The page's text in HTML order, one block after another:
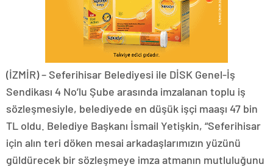
(İZMİR) – Seferihisar Belediyesi ile DİSK Genel-İş
Sendikası 4 No’lu Şube arasında imzalanan toplu iş
sözleşmesiyle, belediyede en düşük işçi maaşı 47 bin
TL oldu. Belediye Başkanı İsmail Yetişkin, “Seferihisar
için alın teri döken mesai arkadaşlarımızın yüzünü
güldürecek bir sözleşmeye imza atmanın mutluluğunu